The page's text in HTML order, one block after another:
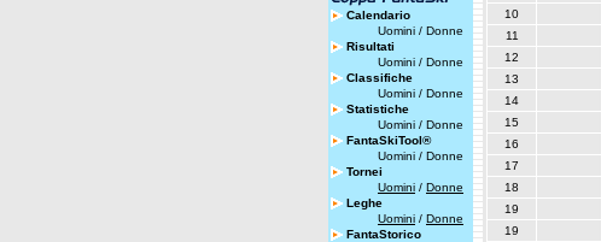
Calendario
Uomini / Donne
Risultati
Uomini / Donne
Classifiche
Uomini / Donne
Statistiche
Uomini / Donne
FantaSkiTool®
Uomini / Donne
Tornei
Uomini / Donne
Leghe
Uomini / Donne
FantaStorico
10
11
12
13
14
15
16
17
18
19
19